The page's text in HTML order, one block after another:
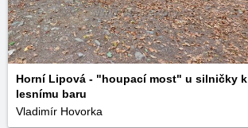
Horní Lipová - "houpací most" u silničky k
lesnímu baru
Vladimír Hovorka